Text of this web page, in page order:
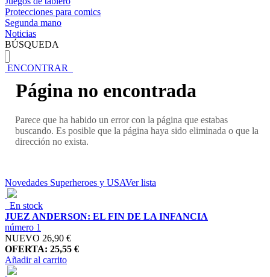
Protecciones para comics
Segunda mano
Noticias
BÚSQUEDA
ENCONTRAR
Página no encontrada
Parece que ha habido un error con la página que estabas
buscando. Es posible que la página haya sido eliminada o que la
dirección no exista.
Novedades Superheroes y USAVer lista
En stock
JUEZ ANDERSON: EL FIN DE LA INFANCIA
número 1
NUEVO 26,90 €
OFERTA: 25,55 €
Añadir al carrito